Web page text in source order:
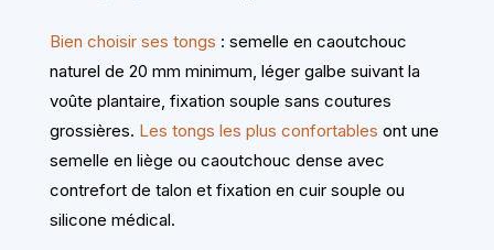
Bien choisir ses tongs : semelle en caoutchouc
naturel de 20 mm minimum, léger galbe suivant la
voûte plantaire, fixation souple sans coutures
grossières. Les tongs les plus confortables ont une
semelle en liège ou caoutchouc dense avec
contrefort de talon et fixation en cuir souple ou
silicone médical.